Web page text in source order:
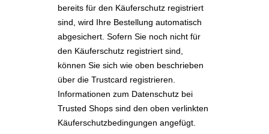
bereits für den Käuferschutz registriert
sind, wird Ihre Bestellung automatisch
abgesichert. Sofern Sie noch nicht für
den Käuferschutz registriert sind,
können Sie sich wie oben beschrieben
über die Trustcard registrieren.
Informationen zum Datenschutz bei
Trusted Shops sind den oben verlinkten
Käuferschutzbedingungen angefügt.